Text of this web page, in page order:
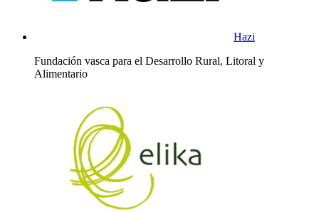
Hazi
Fundación vasca para el Desarrollo Rural, Litoral y
Alimentario